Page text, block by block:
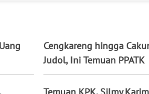
Cengkareng hingga
Judol, Ini Temuan PPATK